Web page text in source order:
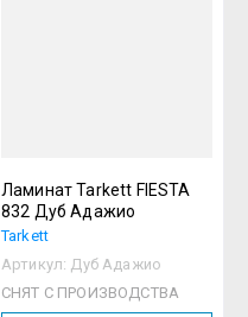
Ламинат Tarkett FIESTA
832 Дуб Адажио
Tarkett
Артикул: Дуб Адажио
СНЯТ С ПРОИЗВОДСТВА